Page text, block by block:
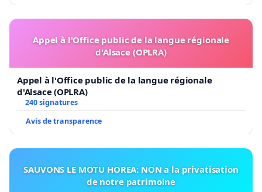
Appel à l'Office public de la langue régionale
d'Alsace (OPLRA)
Appel à l'Office public de la langue régionale
d'Alsace (OPLRA)
240 signatures
Avis de transparence
SAUVONS LE MOTU HOREA: NON a la privatisation
de notre patrimoine